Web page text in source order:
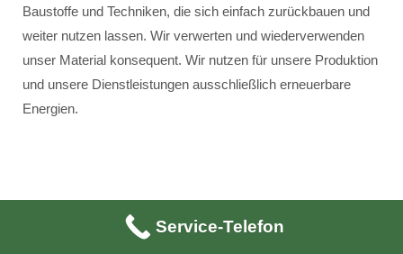
Baustoffe und Techniken, die sich einfach zurückbauen und
weiter nutzen lassen. Wir verwerten und wiederverwenden
unser Material konsequent. Wir nutzen für unsere Produktion
und unsere Dienstleistungen ausschließlich erneuerbare
Energien.
Unser Ressourceneinsatz erfolgt innerhalb der vier Ziele:
Ressourcen ersetzen – konkret: Geothermie, Photovoltaik
Service-Telefon